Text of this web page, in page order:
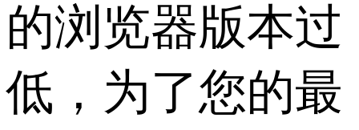
的浏览器版本过
低，为了您的最